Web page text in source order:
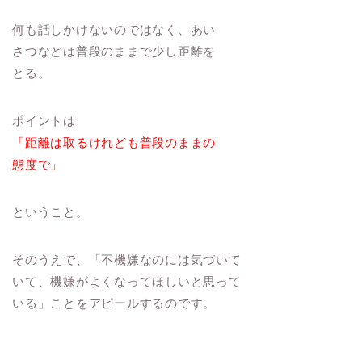
何も話しかけないのではなく、あい
さつなどは普段のままで少し距離を
とる。
ポイントは
「距離は取るけれども普段のままの
態度で」
ということ。
そのうえで、「不機嫌なのには気づいて
いて、機嫌がよくなってほしいと思って
いる」ことをアピールするのです。